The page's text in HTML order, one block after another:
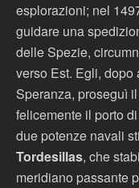
esplorazioni; nel
guidare una
delle Spezie,
verso Est. Egli,
Speranza, proseguì
felicemente il porto
due potenze navali
Tordesillas, che
meridiano passante